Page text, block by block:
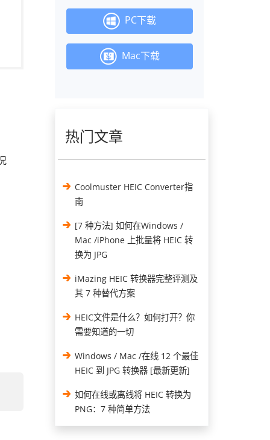
PC下载
Mac下载
热门文章
Coolmuster HEIC Converter指
南
[7 种方法] 如何在Windows /
Mac /iPhone 上批量将 HEIC 转
换为 JPG
iMazing HEIC 转换器完整评测及
其 7 种替代方案
HEIC文件是什么？如何打开？你
需要知道的一切
Windows / Mac /在线 12 个最佳
HEIC 到 JPG 转换器 [最新更新]
如何在线或离线将 HEIC 转换为
PNG：7 种简单方法